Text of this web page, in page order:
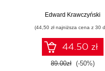
Edward Krawczyński
(44,50 zł najniższa cena z 30
44.50 zł
89.00zł (-50%)